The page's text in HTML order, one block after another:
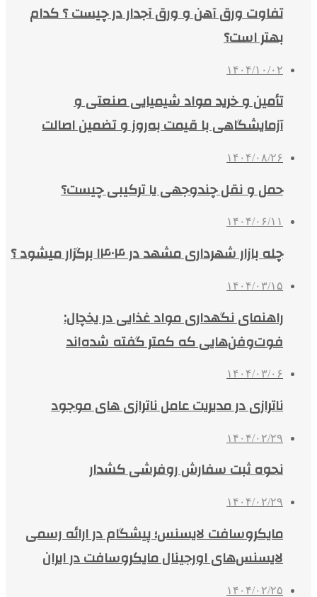
تفاوت ورق آهن و ورق آجدار در چیست ؟ کدام
بهتر است؟
۱۴۰۴/۱۰/۰۲
تأمین و خرید مواد شیمیایی صنعتی و
آزمایشگاهی با قیمت به‌روز و تضمین اصالت
۱۴۰۴/۰۸/۲۶
حمل و نقل چندوجهی یا ترکیبی چیست؟
۱۴۰۴/۰۶/۱۱
چله بازار شهرداری مشهد در ۱۴۰۴ برگزار میشود ؟
۱۴۰۴/۰۳/۱۵
راهنمای نگهداری مواد غذایی در یخچال:
فوت‌وفن‌هایی که کمتر گفته شده‌اند
۱۴۰۴/۰۳/۰۶
ناترازی در مدیریت عامل ناترازی های موجود
۱۴۰۴/۰۲/۲۹
نحوه ثبت سفارش روفرشی کشدار
۱۴۰۴/۰۲/۲۹
مایکروسافت لایسنس؛ پیشگام در ارائه رسمی
لایسنس‌های اورجینال مایکروسافت در ایران
۱۴۰۴/۰۲/۲۵